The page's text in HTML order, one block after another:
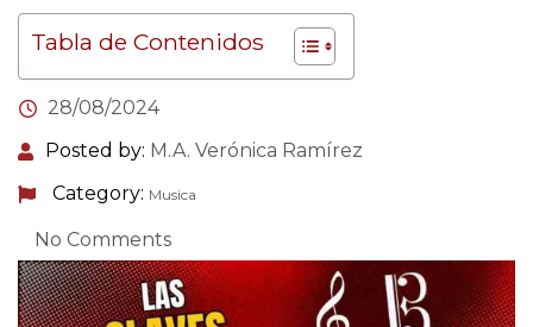
Tabla de Contenidos
28/08/2024
Posted by: M.A. Verónica Ramírez
Category: Musica
No Comments